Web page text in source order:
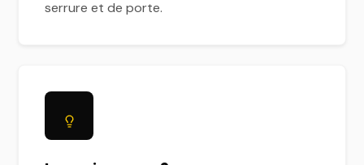
serrure et de porte.